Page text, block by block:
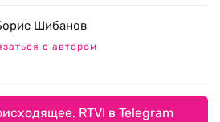
Шибанов
с автором
RTVI в Telegram